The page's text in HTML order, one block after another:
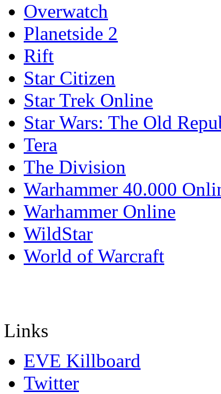
Overwatch
Planetside 2
Rift
Star Citizen
Star Trek Online
Star Wars: The Old
Tera
The Division
Warhammer 40.000
Warhammer Online
WildStar
World of Warcraft
Links
EVE Killboard
Twitter